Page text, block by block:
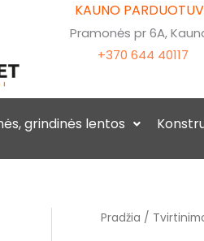
KAUNO
Pramonės pr 6A,
+370 644 40117
grindinės lentos
Pradžia /